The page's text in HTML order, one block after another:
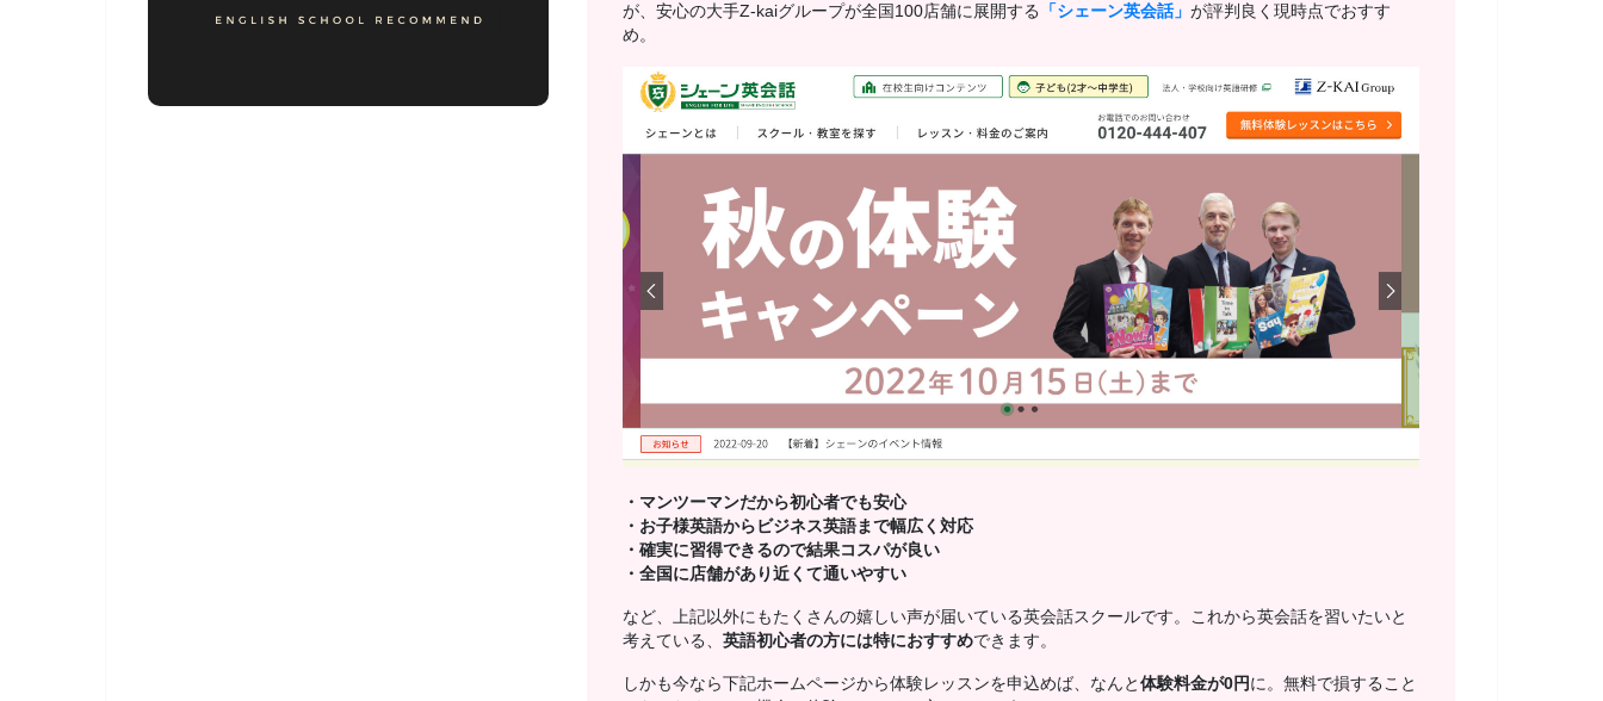
が、安心の大手Z-kaiグループが全国100店舗に展開する
「シェーン英会話」 が評判良く現時点でおすす
め。
・マンツーマンだから初心者でも安心
・お子様英語からビジネス英語まで幅広く対応
・確実に習得できるので結果コスパが良い
・全国に店舗があり近くて通いやすい
など、上記以外にもたくさんの嬉しい声が届いている英会話スクールです。これから英会話を習いたいと
考えている、 英語初心者の方には特におすすめできます。
しかも今なら下記ホームページから体験レッスンを申込めば、なんと 体験料金が0円 に。無料で損すること